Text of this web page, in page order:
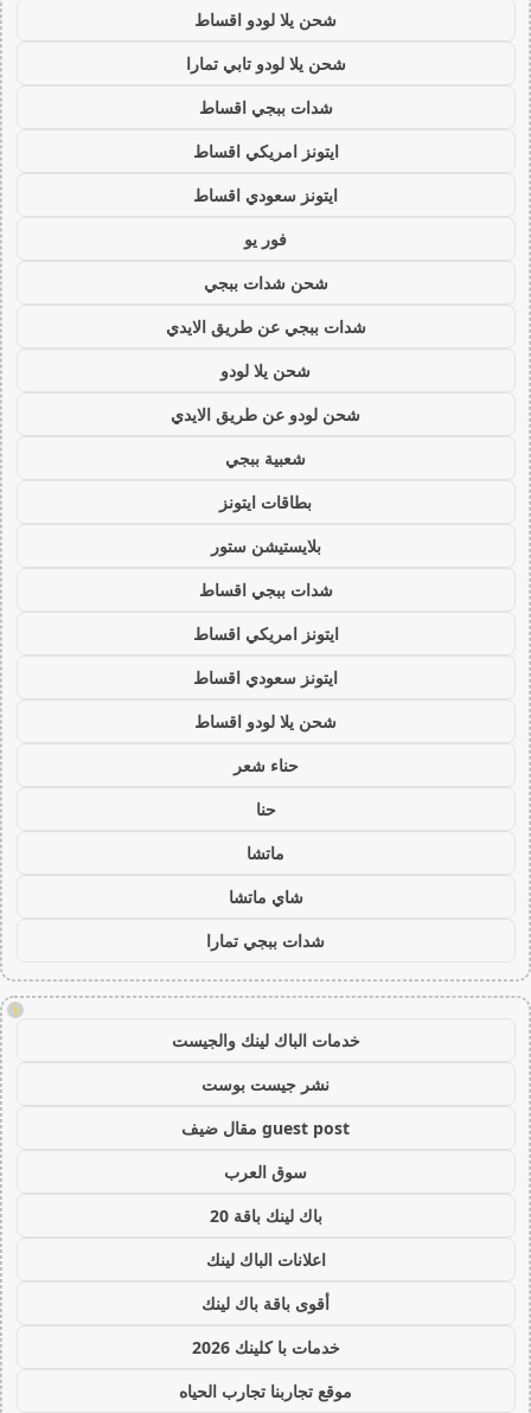
شحن يلا لودو اقساط
شحن يلا لودو تابي تمارا
شدات ببجي اقساط
ايتونز امريكي اقساط
ايتونز سعودي اقساط
فور يو
شحن شدات ببجي
شدات ببجي عن طريق الايدي
شحن يلا لودو
شحن لودو عن طريق الايدي
شعبية ببجي
بطاقات ايتونز
بلايستيشن ستور
شدات ببجي اقساط
ايتونز امريكي اقساط
ايتونز سعودي اقساط
شحن يلا لودو اقساط
حناء شعر
حنا
ماتشا
شاي ماتشا
شدات ببجي تمارا
!
خدمات الباك لينك والجيست
نشر جيست بوست
guest post مقال ضيف
سوق العرب
باك لينك باقة 20
اعلانات الباك لينك
أقوى باقة باك لينك
خدمات با كلينك 2026
موقع تجاربنا تجارب الحياه